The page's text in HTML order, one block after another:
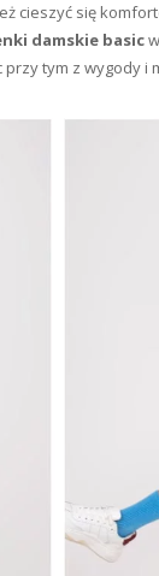
cieszyć się
damskie basic
tym z wygody i